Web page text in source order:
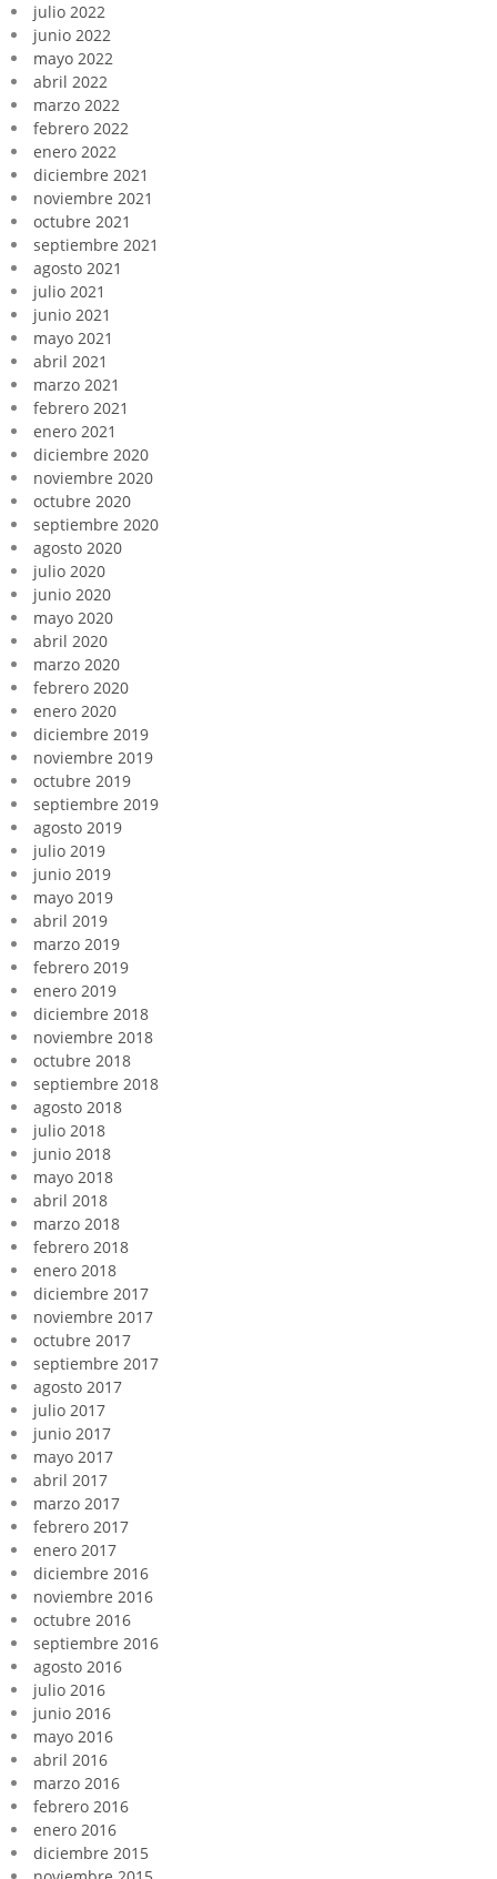
julio 2022
junio 2022
mayo 2022
abril 2022
marzo 2022
febrero 2022
enero 2022
diciembre 2021
noviembre 2021
octubre 2021
septiembre 2021
agosto 2021
julio 2021
junio 2021
mayo 2021
abril 2021
marzo 2021
febrero 2021
enero 2021
diciembre 2020
noviembre 2020
octubre 2020
septiembre 2020
agosto 2020
julio 2020
junio 2020
mayo 2020
abril 2020
marzo 2020
febrero 2020
enero 2020
diciembre 2019
noviembre 2019
octubre 2019
septiembre 2019
agosto 2019
julio 2019
junio 2019
mayo 2019
abril 2019
marzo 2019
febrero 2019
enero 2019
diciembre 2018
noviembre 2018
octubre 2018
septiembre 2018
agosto 2018
julio 2018
junio 2018
mayo 2018
abril 2018
marzo 2018
febrero 2018
enero 2018
diciembre 2017
noviembre 2017
octubre 2017
septiembre 2017
agosto 2017
julio 2017
junio 2017
mayo 2017
abril 2017
marzo 2017
febrero 2017
enero 2017
diciembre 2016
noviembre 2016
octubre 2016
septiembre 2016
agosto 2016
julio 2016
junio 2016
mayo 2016
abril 2016
marzo 2016
febrero 2016
enero 2016
diciembre 2015